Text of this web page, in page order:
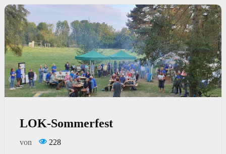
LOK-Sommerfest
von 228